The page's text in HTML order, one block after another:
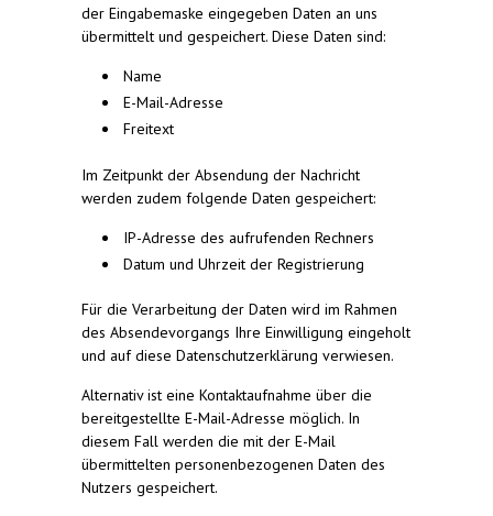
der Eingabemaske eingegeben Daten an uns
übermittelt und gespeichert. Diese Daten sind:
Name
E-Mail-Adresse
Freitext
Im Zeitpunkt der Absendung der Nachricht
werden zudem folgende Daten gespeichert:
IP-Adresse des aufrufenden Rechners
Datum und Uhrzeit der Registrierung
Für die Verarbeitung der Daten wird im Rahmen
des Absendevorgangs Ihre Einwilligung eingeholt
und auf diese Datenschutzerklärung verwiesen.
Alternativ ist eine Kontaktaufnahme über die
bereitgestellte E-Mail-Adresse möglich. In
diesem Fall werden die mit der E-Mail
übermittelten personenbezogenen Daten des
Nutzers gespeichert.